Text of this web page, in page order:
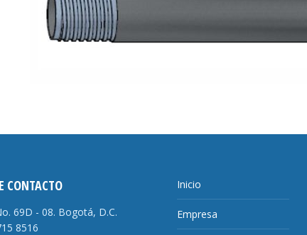
CONTACTO
69D - 08. Bogotá, D.C.
8516
Inicio
Empresa